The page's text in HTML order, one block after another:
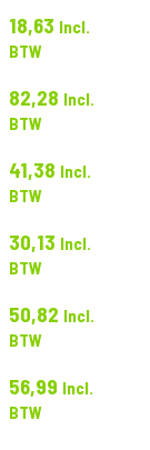
18,63 Incl.
BTW
82,28 Incl.
BTW
41,38 Incl.
BTW
30,13 Incl.
BTW
50,82 Incl.
BTW
56,99 Incl.
BTW